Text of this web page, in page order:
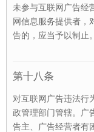
未参与互联网广告经
网信息服务提供者，
告的，应当予以制止。
第十八条
对互联网广告违法行
政管理部门管辖。广
告主、广告经营者有